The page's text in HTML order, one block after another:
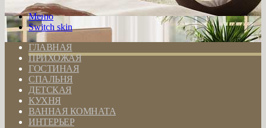
Меню
Switch skin
ГЛАВНАЯ
ПРИХОЖАЯ
ГОСТИНАЯ
СПАЛЬНЯ
ДЕТСКАЯ
КУХНЯ
ВАННАЯ КОМНАТА
ИНТЕРЬЕР